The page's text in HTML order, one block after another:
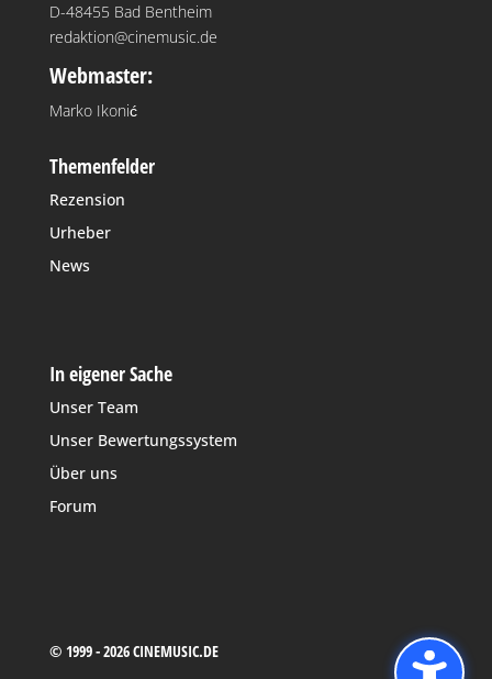
D-48455 Bad Bentheim
redaktion@cinemusic.de
Webmaster:
Marko Ikonić
Themenfelder
Rezension
Urheber
News
In eigener Sache
Unser Team
Unser Bewertungssystem
Über uns
Forum
© 1999 - 2026 CINEMUSIC.DE